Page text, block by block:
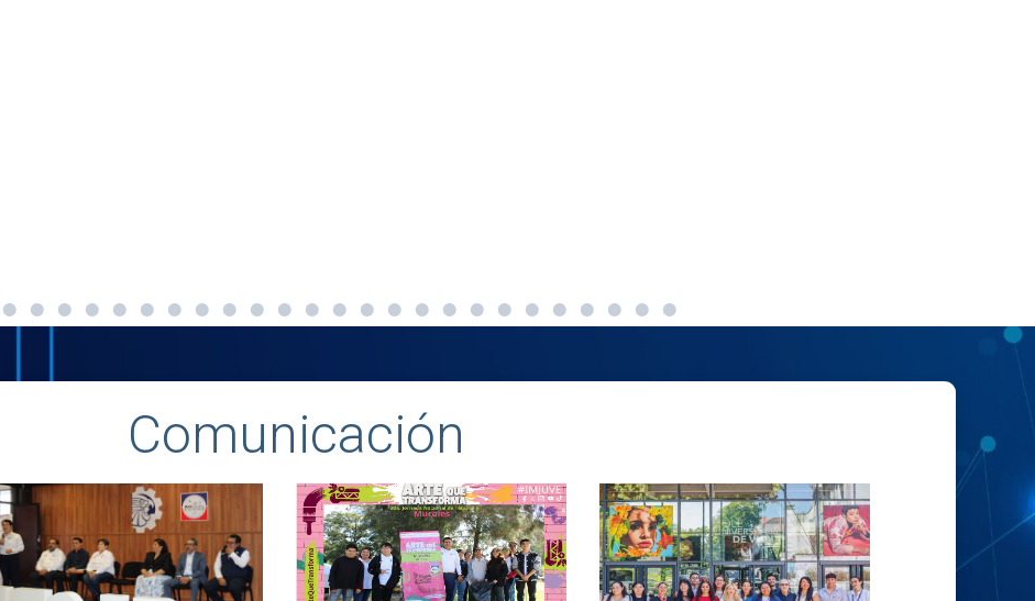
Comunicación